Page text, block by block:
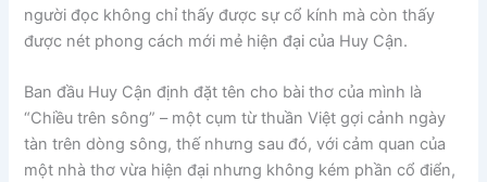
người đọc không chỉ thấy được sự cổ kính mà còn thấy
được nét phong cách mới mẻ hiện đại của Huy Cận.
Ban đầu Huy Cận định đặt tên cho bài thơ của mình là
“Chiều trên sông” – một cụm từ thuần Việt gợi cảnh ngày
tàn trên dòng sông, thế nhưng sau đó, với cảm quan của
một nhà thơ vừa hiện đại nhưng không kém phần cổ điển,